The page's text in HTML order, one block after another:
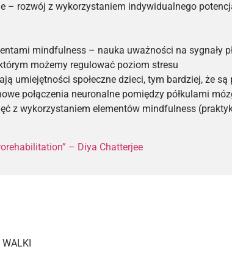
– rozwój z wykorzystaniem indywidualnego
mindfulness – nauka uważności na sygnały
możemy regulować poziom stresu
umiejętności społeczne dzieci, tym bardziej, że
połączenia neuronalne pomiędzy półkulami
z wykorzystaniem elementów mindfulness
– Diya Chatterjee
WALKI